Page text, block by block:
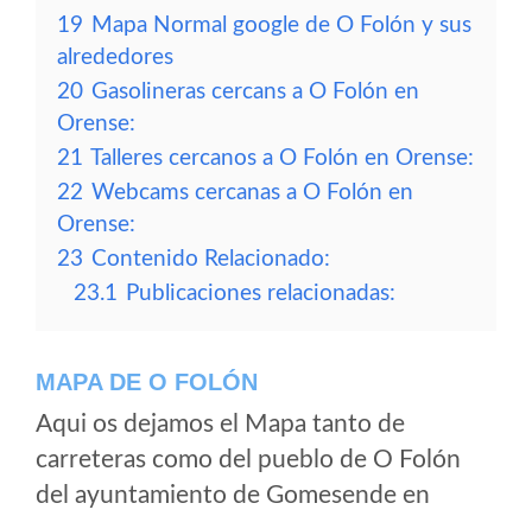
19 Mapa Normal google de O Folón y sus
alrededores
20 Gasolineras cercans a O Folón en
Orense:
21 Talleres cercanos a O Folón en Orense:
22 Webcams cercanas a O Folón en
Orense:
23 Contenido Relacionado:
23.1 Publicaciones relacionadas:
MAPA DE O FOLÓN
Aqui os dejamos el Mapa tanto de
carreteras como del pueblo de O Folón
del ayuntamiento de Gomesende en